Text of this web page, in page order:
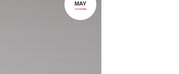
MAY